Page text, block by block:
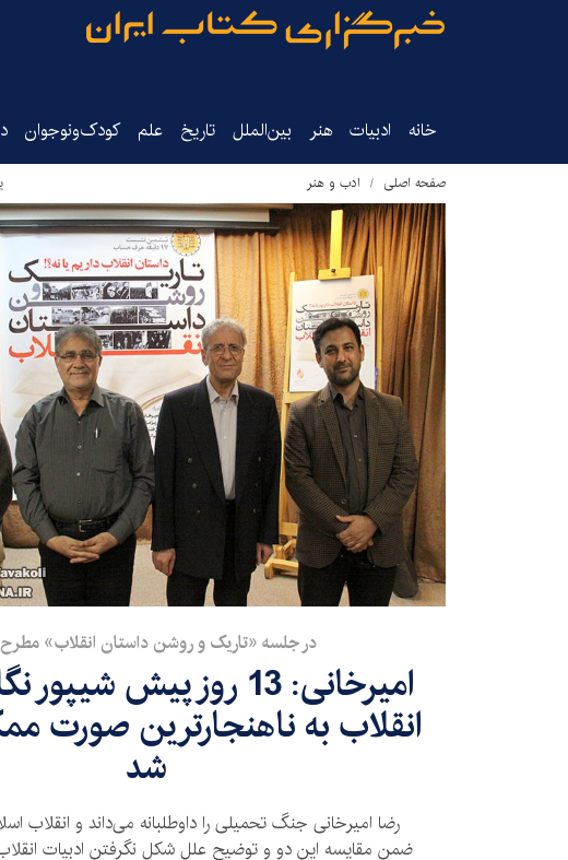
خانه ادبیات هنر بین‌الملل تاریخ‌ علم کودک‌ونوجوان
صفحه اصلی ادب و هنر
در جلسه «تاریک و روشن داستان انقلاب»
امیرخانی: 13 روز پیش
انقلاب به ناهنجارترین صورت
شد
رضا امیرخانی جنگ تحمیلی را داوطلبانه می‌داند و انقلاب